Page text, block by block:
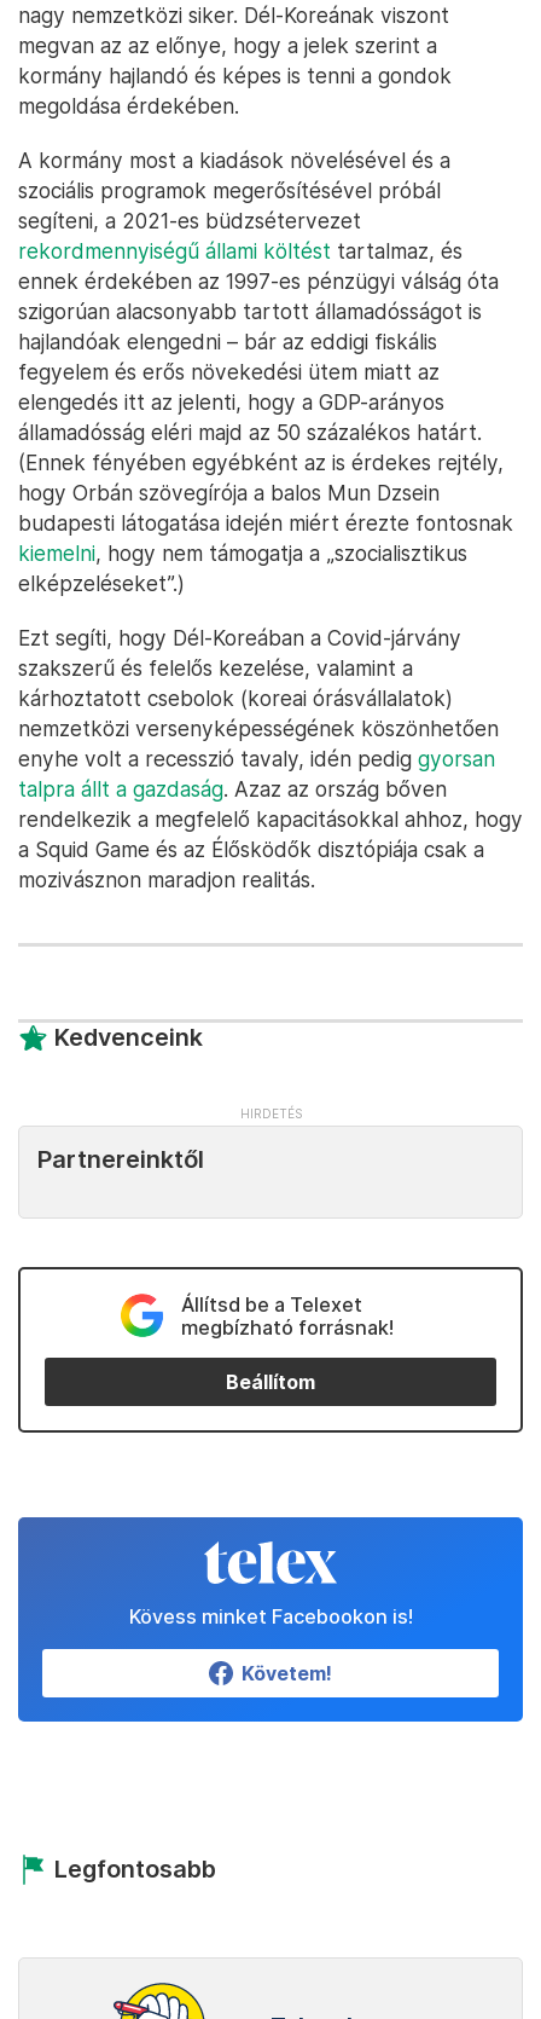
nagy nemzetközi siker. Dél-Koreának viszont
megvan az az előnye, hogy a jelek szerint a
kormány hajlandó és képes is tenni a gondok
megoldása érdekében.
A kormány most a kiadások növelésével és a
szociális programok megerősítésével próbál
segíteni, a 2021-es büdzsétervezet
rekordmennyiségű állami költést tartalmaz, és
ennek érdekében az 1997-es pénzügyi válság óta
szigorúan alacsonyabb tartott államadósságot is
hajlandóak elengedni – bár az eddigi fiskális
fegyelem és erős növekedési ütem miatt az
elengedés itt az jelenti, hogy a GDP-arányos
államadósság eléri majd az 50 százalékos határt.
(Ennek fényében egyébként az is érdekes rejtély,
hogy Orbán szövegírója a balos Mun Dzsein
budapesti látogatása idején miért érezte fontosnak
kiemelni, hogy nem támogatja a „szocialisztikus
elképzeléseket”.)
Ezt segíti, hogy Dél-Koreában a Covid-járvány
szakszerű és felelős kezelése, valamint a
kárhoztatott csebolok (koreai órásvállalatok)
nemzetközi versenyképességének köszönhetően
enyhe volt a recesszió tavaly, idén pedig gyorsan
talpra állt a gazdaság. Azaz az ország bőven
rendelkezik a megfelelő kapacitásokkal ahhoz, hogy
a Squid Game és az Élősködők disztópiája csak a
mozivásznon maradjon realitás.
Kedvenceink
Partnereinktől
Állítsd be a Telexet
megbízható forrásnak!
Beállítom
Kövess minket Facebookon is!
Követem!
Legfontosabb